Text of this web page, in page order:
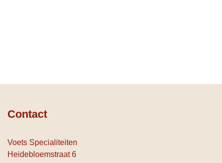
Contact
Voets Specialiteiten
Heidebloemstraat 6